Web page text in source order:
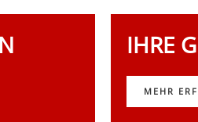
IHRE
MEHR